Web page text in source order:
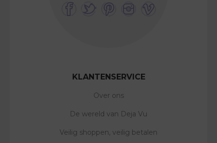
KLANTENSERVICE
Over ons
De wereld van Deja Vu
Veilig shoppen, veilig betalen